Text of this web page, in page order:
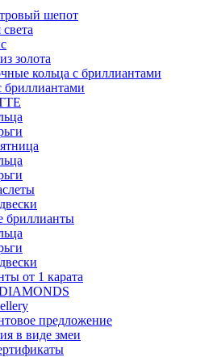
шепот
золота
кольца с бриллиантами
бриллиантами
бриллианты
от 1 карата
предложение
в виде змеи